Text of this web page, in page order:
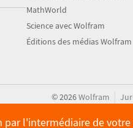
MathWorld
Science avec Wolfram
Éditions des médias Wolfram
©2026Wolfram
par l'intermédiaire de